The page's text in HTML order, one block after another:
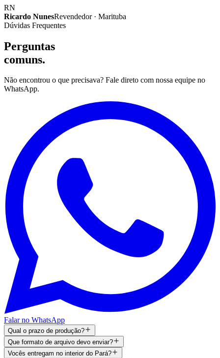
RN
Ricardo NunesRevendedor · Marituba
Dúvidas Frequentes
Perguntas
comuns.
Não encontrou o que precisava? Fale direto com nossa equipe no
WhatsApp.
Falar no WhatsApp
Qual o prazo de produção?
Que formato de arquivo devo enviar?
Vocês entregam no interior do Pará?